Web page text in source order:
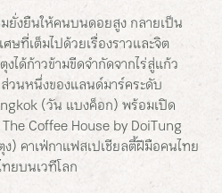
งยืนให้คนบนดอยสูง กลายเป็น
ที่เต็มไปด้วยเรื่องราวและจิต
ด้ก้าวข้ามขีดจำกัดจากไร่สู่แก้ว
วนหนึ่งของแลนด์มาร์คระดับ
(วัน แบงค็อก) พร้อมเปิด
Coffee House by DoiTung
) คาเฟ่กาแฟสเปเชียลตี้ฝีมือคนไทย
ยบนเวทีโลก